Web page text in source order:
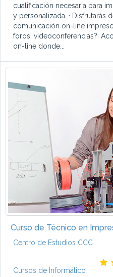
cualificación necesaria para
y personalizada. · Disfrutarás
comunicación on-line
foros, videoconferencias?·
on-line donde...
Curso de Técnico en
Centro de Estudios CCC
Cursos de Informático